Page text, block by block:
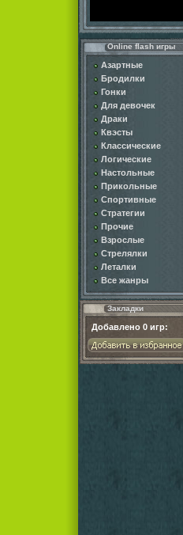
Online flash игры
Азартные
Бродилки
Гонки
Для девочек
Драки
Квэсты
Классические
Логические
Настольные
Прикольные
Спортивные
Стратегии
Прочие
Взрослые
Стрелялки
Леталки
Все жанры
Закладки
Добавлено 0 игр: